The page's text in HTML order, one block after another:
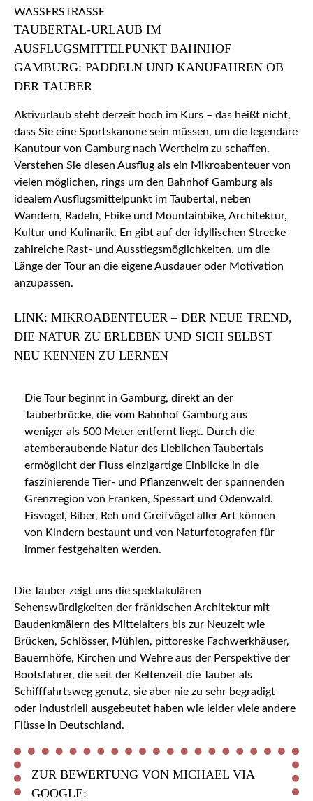
TAUBERTAL-URLAUB IM
AUSFLUGSMITTELPUNKT BAHNHOF
GAMBURG: PADDELN UND KANUFAHREN OB
DER TAUBER
Aktivurlaub steht derzeit hoch im Kurs – das heißt nicht,
dass Sie eine Sportskanone sein müssen, um die legendäre
Kanutour von Gamburg nach Wertheim zu schaffen.
Verstehen Sie diesen Ausflug als ein Mikroabenteuer von
vielen möglichen, rings um den Bahnhof Gamburg als
idealem Ausflugsmittelpunkt im Taubertal, neben
Wandern, Radeln, Ebike und Mountainbike, Architektur,
Kultur und Kulinarik. En gibt auf der idyllischen Strecke
zahlreiche Rast- und Ausstiegsmöglichkeiten, um die
Länge der Tour an die eigene Ausdauer oder Motivation
anzupassen.
LINK: MIKROABENTEUER – DER NEUE TREND,
DIE NATUR ZU ERLEBEN UND SICH SELBST
NEU KENNEN ZU LERNEN
Die Tour beginnt in Gamburg, direkt an der
Tauberbrücke, die vom Bahnhof Gamburg aus
weniger als 500 Meter entfernt liegt. Durch die
atemberaubende Natur des Lieblichen Taubertals
ermöglicht der Fluss einzigartige Einblicke in die
faszinierende Tier- und Pflanzenwelt der spannenden
Grenzregion von Franken, Spessart und Odenwald.
Eisvogel, Biber, Reh und Greifvögel aller Art können
von Kindern bestaunt und von Naturfotografen für
immer festgehalten werden.
Die Tauber zeigt uns die spektakulären
Sehenswürdigkeiten der fränkischen Architektur mit
Baudenkmälern des Mittelalters bis zur Neuzeit wie
Brücken, Schlösser, Mühlen, pittoreske Fachwerkhäuser,
Bauernhöfe, Kirchen und Wehre aus der Perspektive der
Bootsfahrer, die seit der Keltenzeit die Tauber als
Schifffahrtsweg genutz, sie aber nie zu sehr begradigt
oder industriell ausgebeutet haben wie leider viele andere
Flüsse in Deutschland.
ZUR BEWERTUNG VON MICHAEL VIA
GOOGLE: